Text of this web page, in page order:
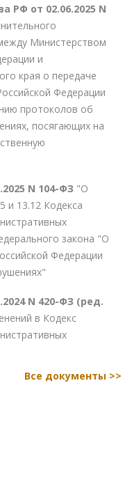
РФ от 02.06.2025 N
Министерством
и
края о передаче
Федерации
протоколов об
посягающих на
N 104-ФЗ "О
и 13.12 Кодекса
закона "О
Федерации
N 420-ФЗ (ред.
в Кодекс
Все документы >>